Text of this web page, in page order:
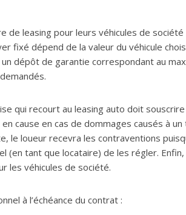
de leasing pour leurs véhicules de
fixé dépend de la valeur du véhicule
dépôt de garantie correspondant au
qui recourt au leasing auto doit
cause en cas de dommages causés à un
le loueur recevra les contraventions
(en tant que locataire) de les régler.
les véhicules de société.
à l’échéance du contrat :